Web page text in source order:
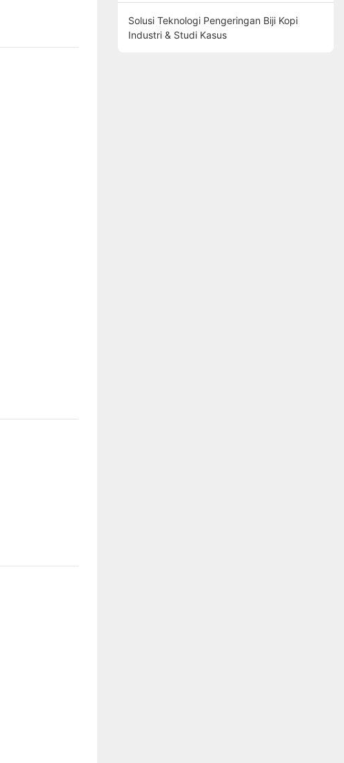
Solusi Teknologi Pengeringan Biji Kopi
Industri & Studi Kasus